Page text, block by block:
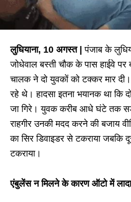
लुधियाना, 10 अगस्त |पंजाब के
जोधेवाल बस्ती चौक के पास हाईवे पर
चालक ने दो युवकों को टक्कर मार
रहे थे। हादसा इतना भयानक था कि
जा गिरे। युवक करीब आधे घंटे तक
राहगीर उनकी मदद करने की बजाय
का सिर डिवाइडर से टकराया
टकराया।
एंबुलेंस न मिलने के कारण ऑटो में लादा